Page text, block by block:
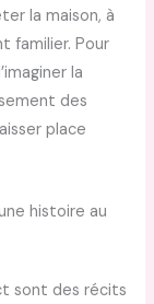
la maison, à
familier. Pour
la
des
place
histoire au
sont des récits